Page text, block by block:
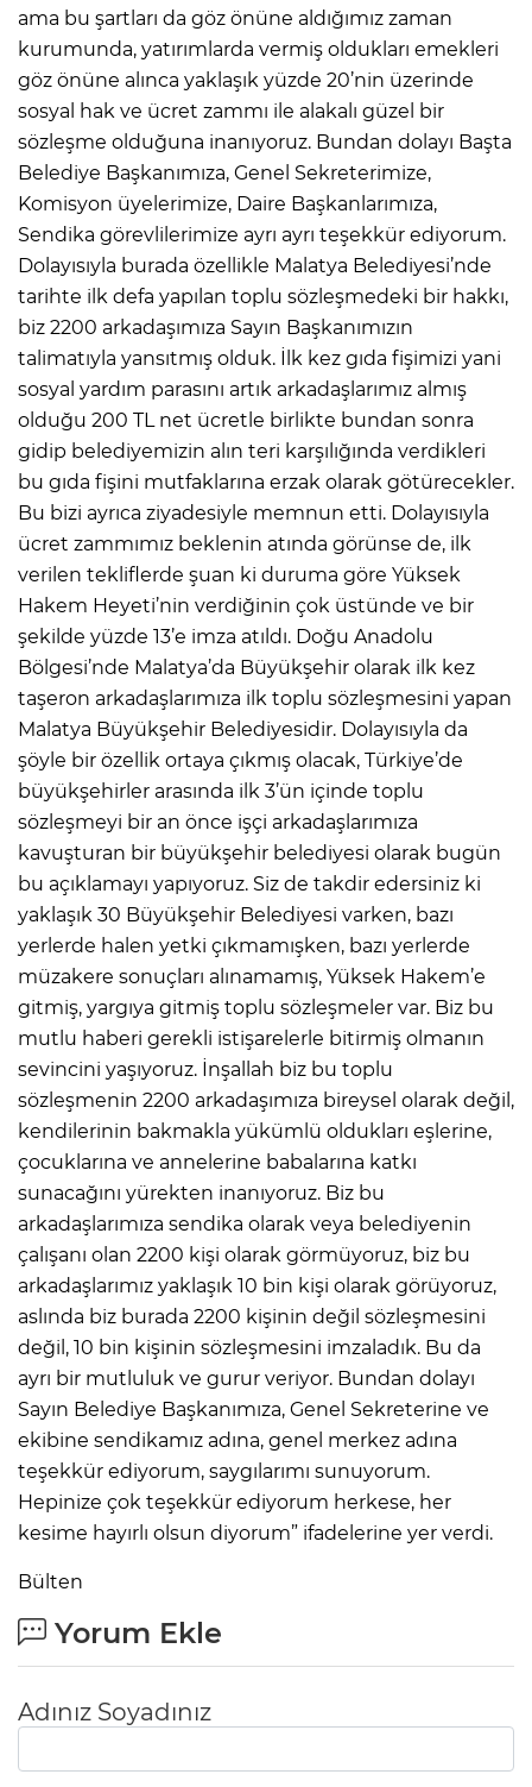
ama bu şartları da göz önüne aldığımız zaman
kurumunda, yatırımlarda vermiş oldukları emekleri
göz önüne alınca yaklaşık yüzde 20’nin üzerinde
sosyal hak ve ücret zammı ile alakalı güzel bir
sözleşme olduğuna inanıyoruz. Bundan dolayı Başta
Belediye Başkanımıza, Genel Sekreterimize,
Komisyon üyelerimize, Daire Başkanlarımıza,
Sendika görevlilerimize ayrı ayrı teşekkür ediyorum.
Dolayısıyla burada özellikle Malatya Belediyesi’nde
tarihte ilk defa yapılan toplu sözleşmedeki bir hakkı,
biz 2200 arkadaşımıza Sayın Başkanımızın
talimatıyla yansıtmış olduk. İlk kez gıda fişimizi yani
sosyal yardım parasını artık arkadaşlarımız almış
olduğu 200 TL net ücretle birlikte bundan sonra
gidip belediyemizin alın teri karşılığında verdikleri
bu gıda fişini mutfaklarına erzak olarak götürecekler.
Bu bizi ayrıca ziyadesiyle memnun etti. Dolayısıyla
ücret zammımız beklenin atında görünse de, ilk
verilen tekliflerde şuan ki duruma göre Yüksek
Hakem Heyeti’nin verdiğinin çok üstünde ve bir
şekilde yüzde 13’e imza atıldı. Doğu Anadolu
Bölgesi’nde Malatya’da Büyükşehir olarak ilk kez
taşeron arkadaşlarımıza ilk toplu sözleşmesini yapan
Malatya Büyükşehir Belediyesidir. Dolayısıyla da
şöyle bir özellik ortaya çıkmış olacak, Türkiye’de
büyükşehirler arasında ilk 3’ün içinde toplu
sözleşmeyi bir an önce işçi arkadaşlarımıza
kavuşturan bir büyükşehir belediyesi olarak bugün
bu açıklamayı yapıyoruz. Siz de takdir edersiniz ki
yaklaşık 30 Büyükşehir Belediyesi varken, bazı
yerlerde halen yetki çıkmamışken, bazı yerlerde
müzakere sonuçları alınamamış, Yüksek Hakem’e
gitmiş, yargıya gitmiş toplu sözleşmeler var. Biz bu
mutlu haberi gerekli istişarelerle bitirmiş olmanın
sevincini yaşıyoruz. İnşallah biz bu toplu
sözleşmenin 2200 arkadaşımıza bireysel olarak değil,
kendilerinin bakmakla yükümlü oldukları eşlerine,
çocuklarına ve annelerine babalarına katkı
sunacağını yürekten inanıyoruz. Biz bu
arkadaşlarımıza sendika olarak veya belediyenin
çalışanı olan 2200 kişi olarak görmüyoruz, biz bu
arkadaşlarımız yaklaşık 10 bin kişi olarak görüyoruz,
aslında biz burada 2200 kişinin değil sözleşmesini
değil, 10 bin kişinin sözleşmesini imzaladık. Bu da
ayrı bir mutluluk ve gurur veriyor. Bundan dolayı
Sayın Belediye Başkanımıza, Genel Sekreterine ve
ekibine sendikamız adına, genel merkez adına
teşekkür ediyorum, saygılarımı sunuyorum.
Hepinize çok teşekkür ediyorum herkese, her
kesime hayırlı olsun diyorum” ifadelerine yer verdi.
Bülten
Yorum Ekle
Adınız Soyadınız